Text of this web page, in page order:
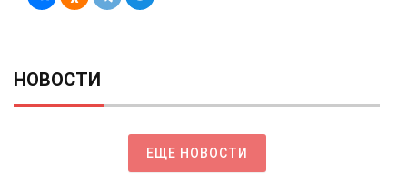
НОВОСТИ
ЕЩЕ НОВОСТИ